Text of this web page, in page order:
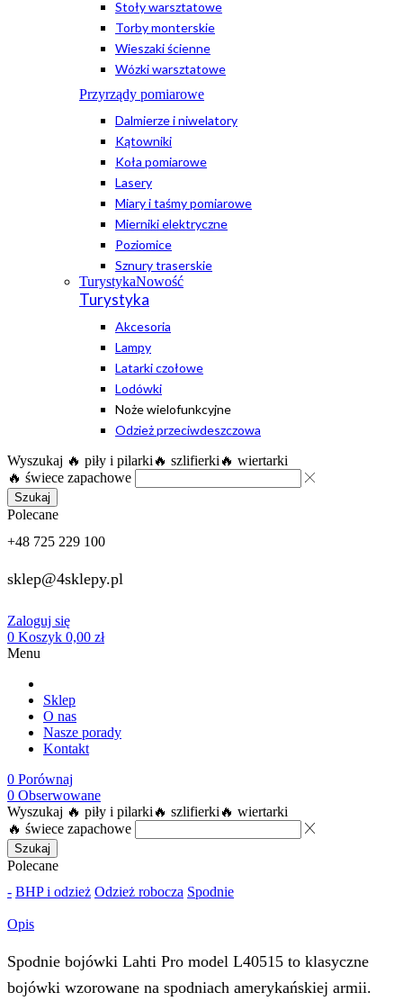
Stoły warsztatowe
Torby monterskie
Wieszaki ścienne
Wózki warsztatowe
Przyrządy pomiarowe
Dalmierze i niwelatory
Kątowniki
Koła pomiarowe
Lasery
Miary i taśmy pomiarowe
Mierniki elektryczne
Poziomice
Sznury traserskie
TurystykaNowość
Turystyka
Akcesoria
Lampy
Latarki czołowe
Lodówki
Noże wielofunkcyjne
Odzież przeciwdeszczowa
Wyszukaj 🔥 piły i pilarki 🔥 szlifierki 🔥 wiertarki
🔥 świece zapachowe
Szukaj
Polecane
+48 725 229 100
sklep@4sklepy.pl
Zaloguj się
0 Koszyk 0,00 zł
Menu
Sklep
O nas
Nasze porady
Kontakt
0 Porównaj
0 Obserwowane
Wyszukaj 🔥 piły i pilarki 🔥 szlifierki 🔥 wiertarki
🔥 świece zapachowe
Szukaj
Polecane
- BHP i odzież Odzież robocza Spodnie
Opis
Spodnie bojówki Lahti Pro model L40515 to klasyczne
bojówki wzorowane na spodniach amerykańskiej armii.